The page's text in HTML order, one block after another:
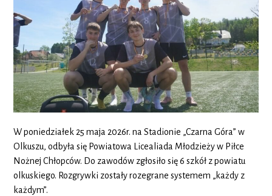
W poniedziałek 25 maja 2026r. na Stadionie „Czarna Góra” w
Olkuszu, odbyła się Powiatowa Licealiada Młodzieży w Piłce
Nożnej Chłopców. Do zawodów zgłosiło się 6 szkół z powiatu
olkuskiego. Rozgrywki zostały rozegrane systemem „każdy z
każdym”.